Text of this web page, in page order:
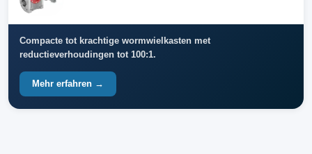
Compacte tot krachtige wormwielkasten met
reductieverhoudingen tot 100:1.
Mehr erfahren →